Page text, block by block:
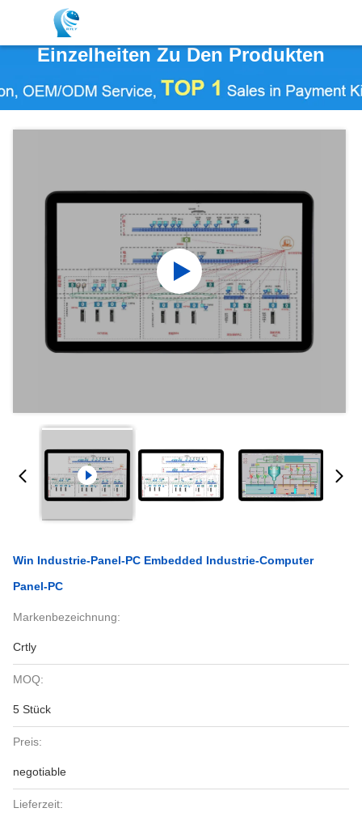
Einzelheiten Zu Den Produkten
Win Industrie-Panel-PC Embedded Industrie-Computer
Panel-PC
Markenbezeichnung:
Crtly
MOQ:
5 Stück
Preis:
negotiable
Lieferzeit: